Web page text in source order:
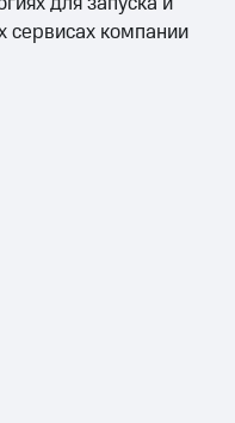
сервисах компании